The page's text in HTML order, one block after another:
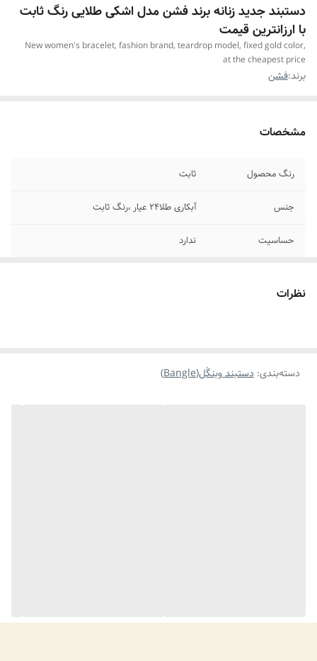
دستبند جدید زنانه برند فشن مدل اشکی طلایی رنگ ثابت
با ارزانترین قیمت
New women's bracelet, fashion brand, teardrop model, fixed gold color,
at the cheapest price
برند:فشن
مشخصات
رنگ محصول ثابت
جنس آبکاری طلا۲۴ عیار ،رنگ ثابت
حساسیت ندارد
نظرات
دسته‌بندی: دستبند وبنگَل(Bangle)